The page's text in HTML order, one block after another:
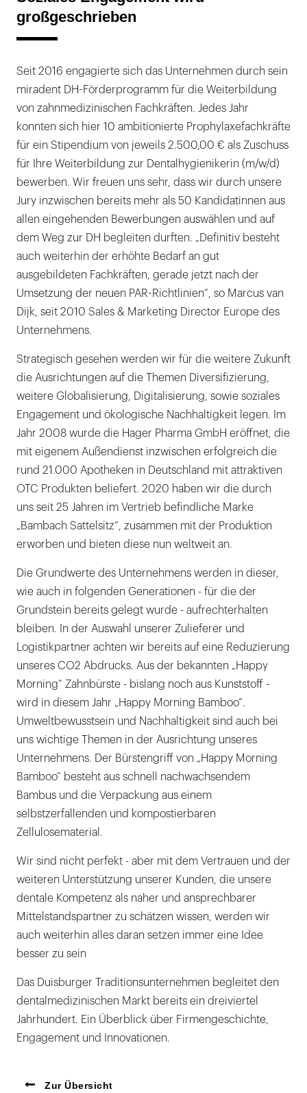
großgeschrieben
Seit 2016 engagierte sich das Unternehmen durch sein
miradent DH-Förderprogramm für die Weiterbildung
von zahnmedizinischen Fachkräften. Jedes Jahr
konnten sich hier 10 ambitionierte Prophylaxefachkräfte
für ein Stipendium von jeweils 2.500,00 € als Zuschuss
für Ihre Weiterbildung zur Dentalhygienikerin (m/w/d)
bewerben. Wir freuen uns sehr, dass wir durch unsere
Jury inzwischen bereits mehr als 50 Kandidatinnen aus
allen eingehenden Bewerbungen auswählen und auf
dem Weg zur DH begleiten durften. „Definitiv besteht
auch weiterhin der erhöhte Bedarf an gut
ausgebildeten Fachkräften, gerade jetzt nach der
Umsetzung der neuen PAR-Richtlinien“, so Marcus van
Dijk, seit 2010 Sales & Marketing Director Europe des
Unternehmens.
Strategisch gesehen werden wir für die weitere Zukunft
die Ausrichtungen auf die Themen Diversifizierung,
weitere Globalisierung, Digitalisierung, sowie soziales
Engagement und ökologische Nachhaltigkeit legen. Im
Jahr 2008 wurde die Hager Pharma GmbH eröffnet, die
mit eigenem Außendienst inzwischen erfolgreich die
rund 21.000 Apotheken in Deutschland mit attraktiven
OTC Produkten beliefert. 2020 haben wir die durch
uns seit 25 Jahren im Vertrieb befindliche Marke
„Bambach Sattelsitz“, zusammen mit der Produktion
erworben und bieten diese nun weltweit an.
Die Grundwerte des Unternehmens werden in dieser,
wie auch in folgenden Generationen - für die der
Grundstein bereits gelegt wurde - aufrechterhalten
bleiben. In der Auswahl unserer Zulieferer und
Logistikpartner achten wir bereits auf eine Reduzierung
unseres CO2 Abdrucks. Aus der bekannten „Happy
Morning“ Zahnbürste - bislang noch aus Kunststoff -
wird in diesem Jahr „Happy Morning Bamboo“.
Umweltbewusstsein und Nachhaltigkeit sind auch bei
uns wichtige Themen in der Ausrichtung unseres
Unternehmens. Der Bürstengriff von „Happy Morning
Bamboo“ besteht aus schnell nachwachsendem
Bambus und die Verpackung aus einem
selbstzerfallenden und kompostierbaren
Zellulosematerial.
Wir sind nicht perfekt - aber mit dem Vertrauen und der
weiteren Unterstützung unserer Kunden, die unsere
dentale Kompetenz als naher und ansprechbarer
Mittelstandspartner zu schätzen wissen, werden wir
auch weiterhin alles daran setzen immer eine Idee
besser zu sein
Das Duisburger Traditionsunternehmen begleitet den
dentalmedizinischen Markt bereits ein dreiviertel
Jahrhundert. Ein Überblick über Firmengeschichte,
Engagement und Innovationen.
Zur Übersicht